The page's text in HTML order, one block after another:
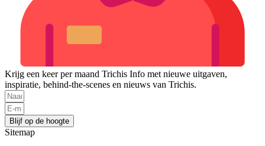
Krijg een keer per maand Trichis Info met nieuwe uitgaven,
inspiratie, behind-the-scenes en nieuws van Trichis.
Blijf op de hoogte
Sitemap